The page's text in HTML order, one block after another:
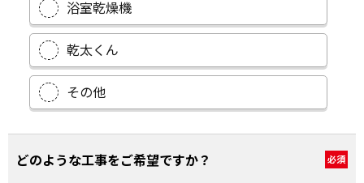
浴室乾燥機
乾太くん
その他
どのような工事をご希望ですか？ 必須